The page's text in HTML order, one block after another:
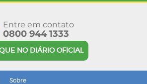
Entre em contato
0800 944 1333
NO DIÁRIO OFICIAL
Sobre